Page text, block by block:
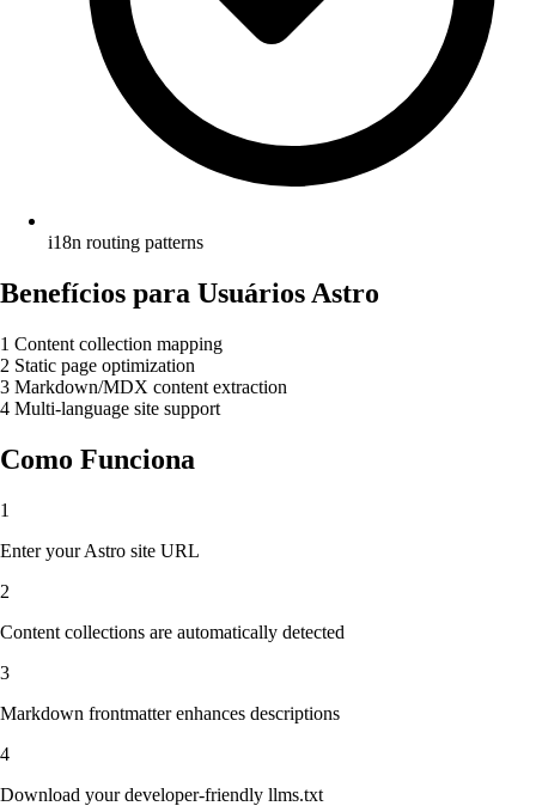
i18n routing patterns
Benefícios para Usuários Astro
1 Content collection mapping
2 Static page optimization
3 Markdown/MDX content extraction
4 Multi-language site support
Como Funciona
1
Enter your Astro site URL
2
Content collections are automatically detected
3
Markdown frontmatter enhances descriptions
4
Download your developer-friendly llms.txt